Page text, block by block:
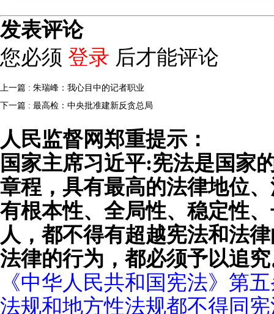
发表评论
您必须 登录 后才能评论
上一篇 : 朱瑞峰：我心目中的记者职业
下一篇 : 最高检：中央批准建新反贪总局
人民监督网郑重提示：
国家主席习近平:宪法是国家
章程，具有最高的法律地位
有根本性、全局性、稳定性
人，都不得有超越宪法和法
法律的行为，都必须予以追
《中华人民共和国宪法》第
法规和地方性法规都不得同